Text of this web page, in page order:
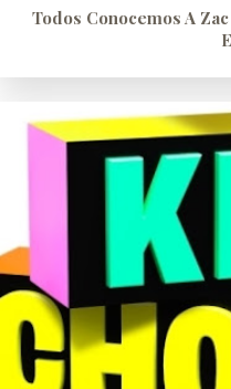
Todos Conocemos A